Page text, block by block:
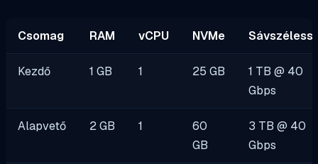
Csomag RAM vCPU NVMe
Kezdő 1 GB 1 25 GB
1 TB @ 40
Gbps
Alapvető 2 GB 1
60
GB
3 TB @ 40
Gbps